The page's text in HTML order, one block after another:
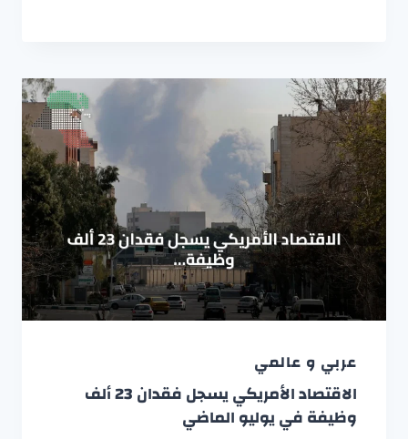
عربي و عالمي
الاقتصاد الأمريكي يسجل فقدان 23 ألف
وظيفة في يوليو الماضي